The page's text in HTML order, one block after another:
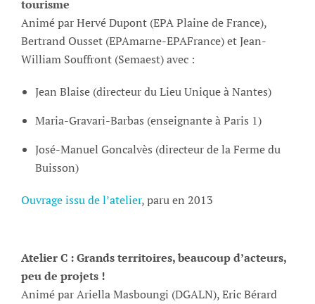
tourisme
Animé par Hervé Dupont (EPA Plaine de France),
Bertrand Ousset (EPAmarne-EPAFrance) et Jean-
William Souffront (Semaest) avec :
Jean Blaise (directeur du Lieu Unique à Nantes)
Maria-Gravari-Barbas (enseignante à Paris 1)
José-Manuel Goncalvès (directeur de la Ferme du
Buisson)
Ouvrage issu de l’atelier, paru en 2013
Atelier C : Grands territoires, beaucoup d’acteurs,
peu de projets !
Animé par Ariella Masboungi (DGALN), Eric Bérard